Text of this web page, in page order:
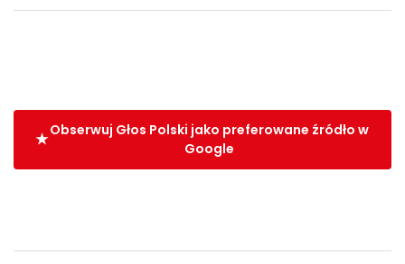
Obserwuj Głos Polski jako preferowane źródło w
Google